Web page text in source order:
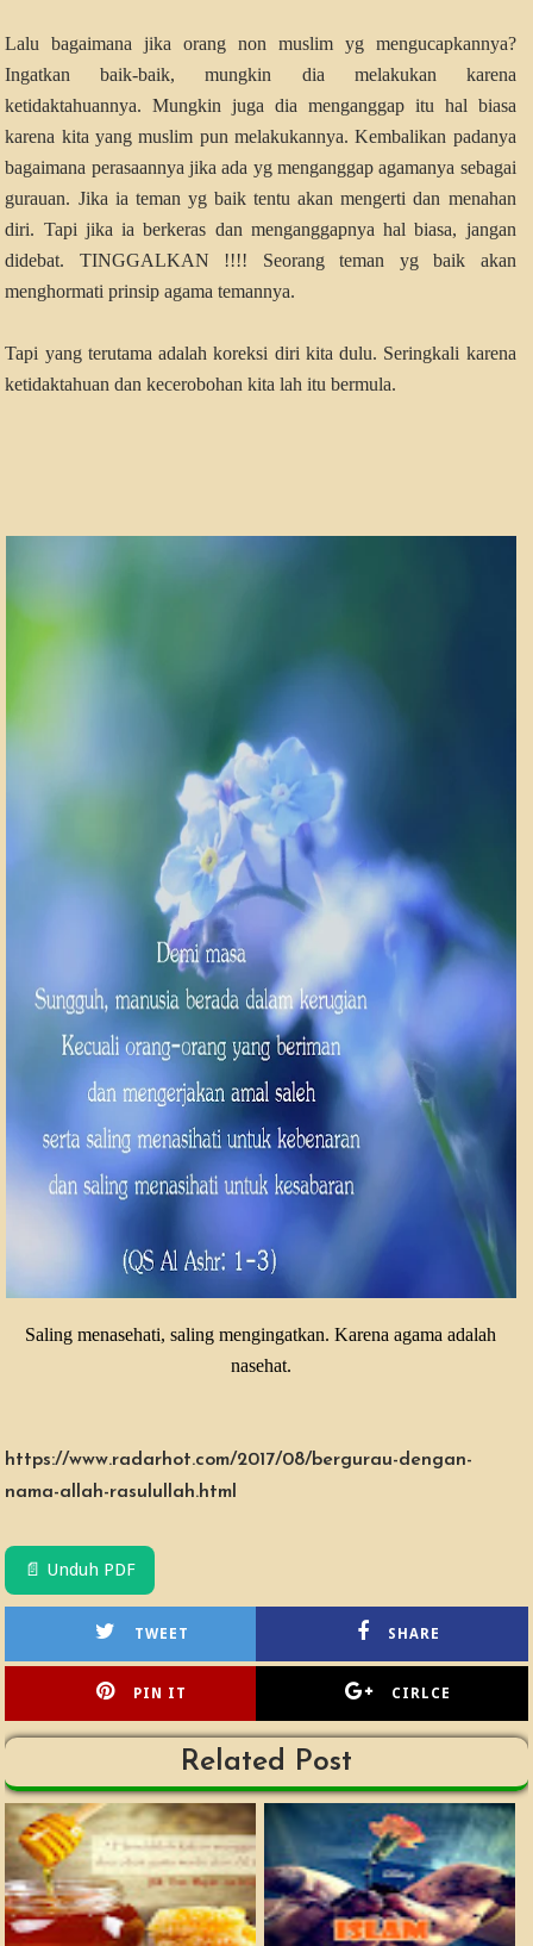
Lalu bagaimana jika orang non muslim yg mengucapkannya?
Ingatkan baik-baik, mungkin dia melakukan karena
ketidaktahuannya. Mungkin juga dia menganggap itu hal biasa
karena kita yang muslim pun melakukannya. Kembalikan padanya
bagaimana perasaannya jika ada yg menganggap agamanya sebagai
gurauan. Jika ia teman yg baik tentu akan mengerti dan menahan
diri. Tapi jika ia berkeras dan menganggapnya hal biasa, jangan
didebat. TINGGALKAN !!!! Seorang teman yg baik akan
menghormati prinsip agama temannya.
Tapi yang terutama adalah koreksi diri kita dulu. Seringkali karena
ketidaktahuan dan kecerobohan kita lah itu bermula.
Saling menasehati, saling mengingatkan. Karena agama adalah
nasehat.
https://www.radarhot.com/2017/08/bergurau-dengan-
nama-allah-rasulullah.html
📄 Unduh PDF
TWEET SHARE
PIN IT CIRLCE
Related Post